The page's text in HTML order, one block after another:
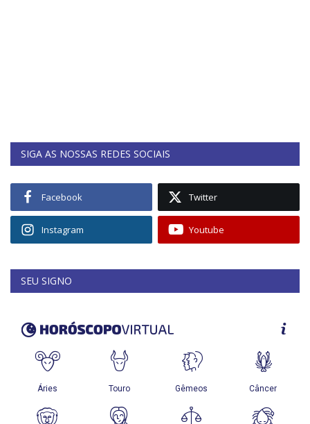
SIGA AS NOSSAS REDES SOCIAIS
Facebook Twitter
Instagram Youtube
SEU SIGNO